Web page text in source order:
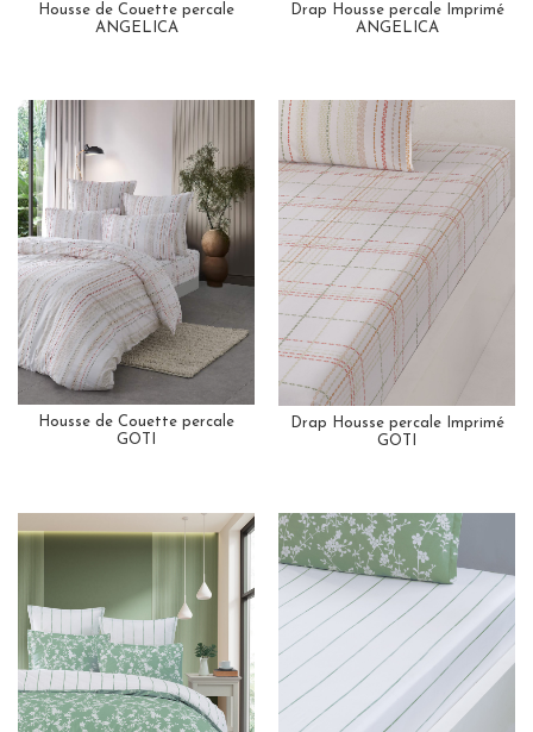
Housse de Couette percale
ANGELICA
Drap Housse percale Imprimé
ANGELICA
Housse de Couette percale
GOTI
Drap Housse percale Imprimé
GOTI